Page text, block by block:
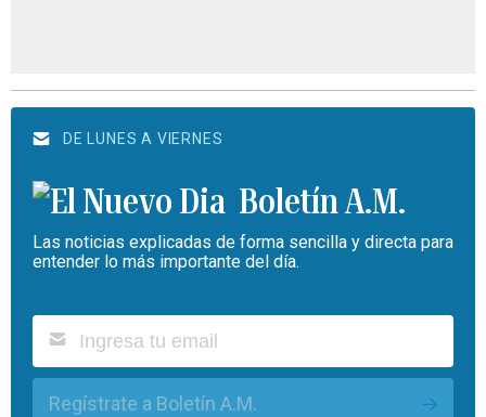
DE LUNES A VIERNES
Boletín A.M.
Las noticias explicadas de forma sencilla y directa para
entender lo más importante del día.
Regístrate a Boletín A.M.